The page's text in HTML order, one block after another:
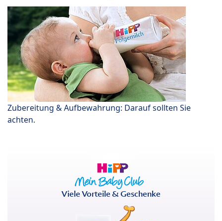
Zubereitung & Aufbewahrung: Darauf sollten Sie
achten.
Viele Vorteile & Geschenke